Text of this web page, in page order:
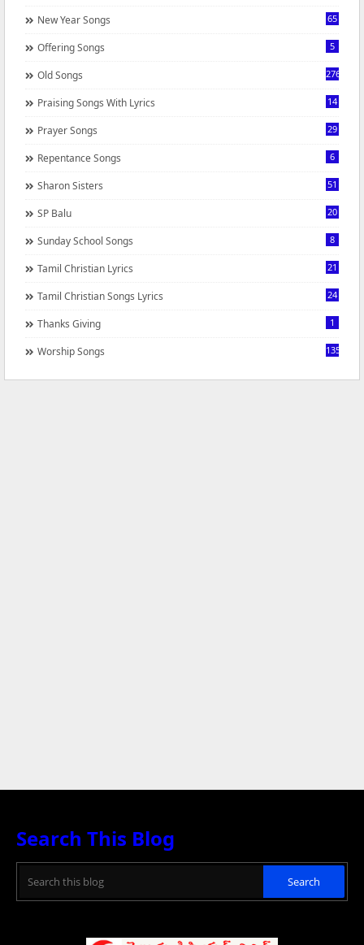
New Year Songs 65
Offering Songs 5
Old Songs 276
Praising Songs With Lyrics 14
Prayer Songs 29
Repentance Songs 6
Sharon Sisters 51
SP Balu 20
Sunday School Songs 8
Tamil Christian Lyrics 21
Tamil Christian Songs Lyrics 24
Thanks Giving 1
Worship Songs 1350
Search This Blog